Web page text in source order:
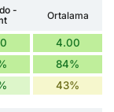
-
Ortalama
4.00
84%
43%